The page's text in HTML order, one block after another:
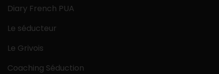
Diary French PUA
Le séducteur
Le Grivois
Coaching Séduction